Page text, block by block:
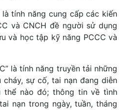
là tính năng cung cấp các kiến
và CNCH đề người sử dụng
và học tập kỹ năng PCCC và
là tính năng truyền tải những
sự cố, tai nạn đang diễn
nào đó; thông tin về tình
nạn trong ngày, tuần, tháng